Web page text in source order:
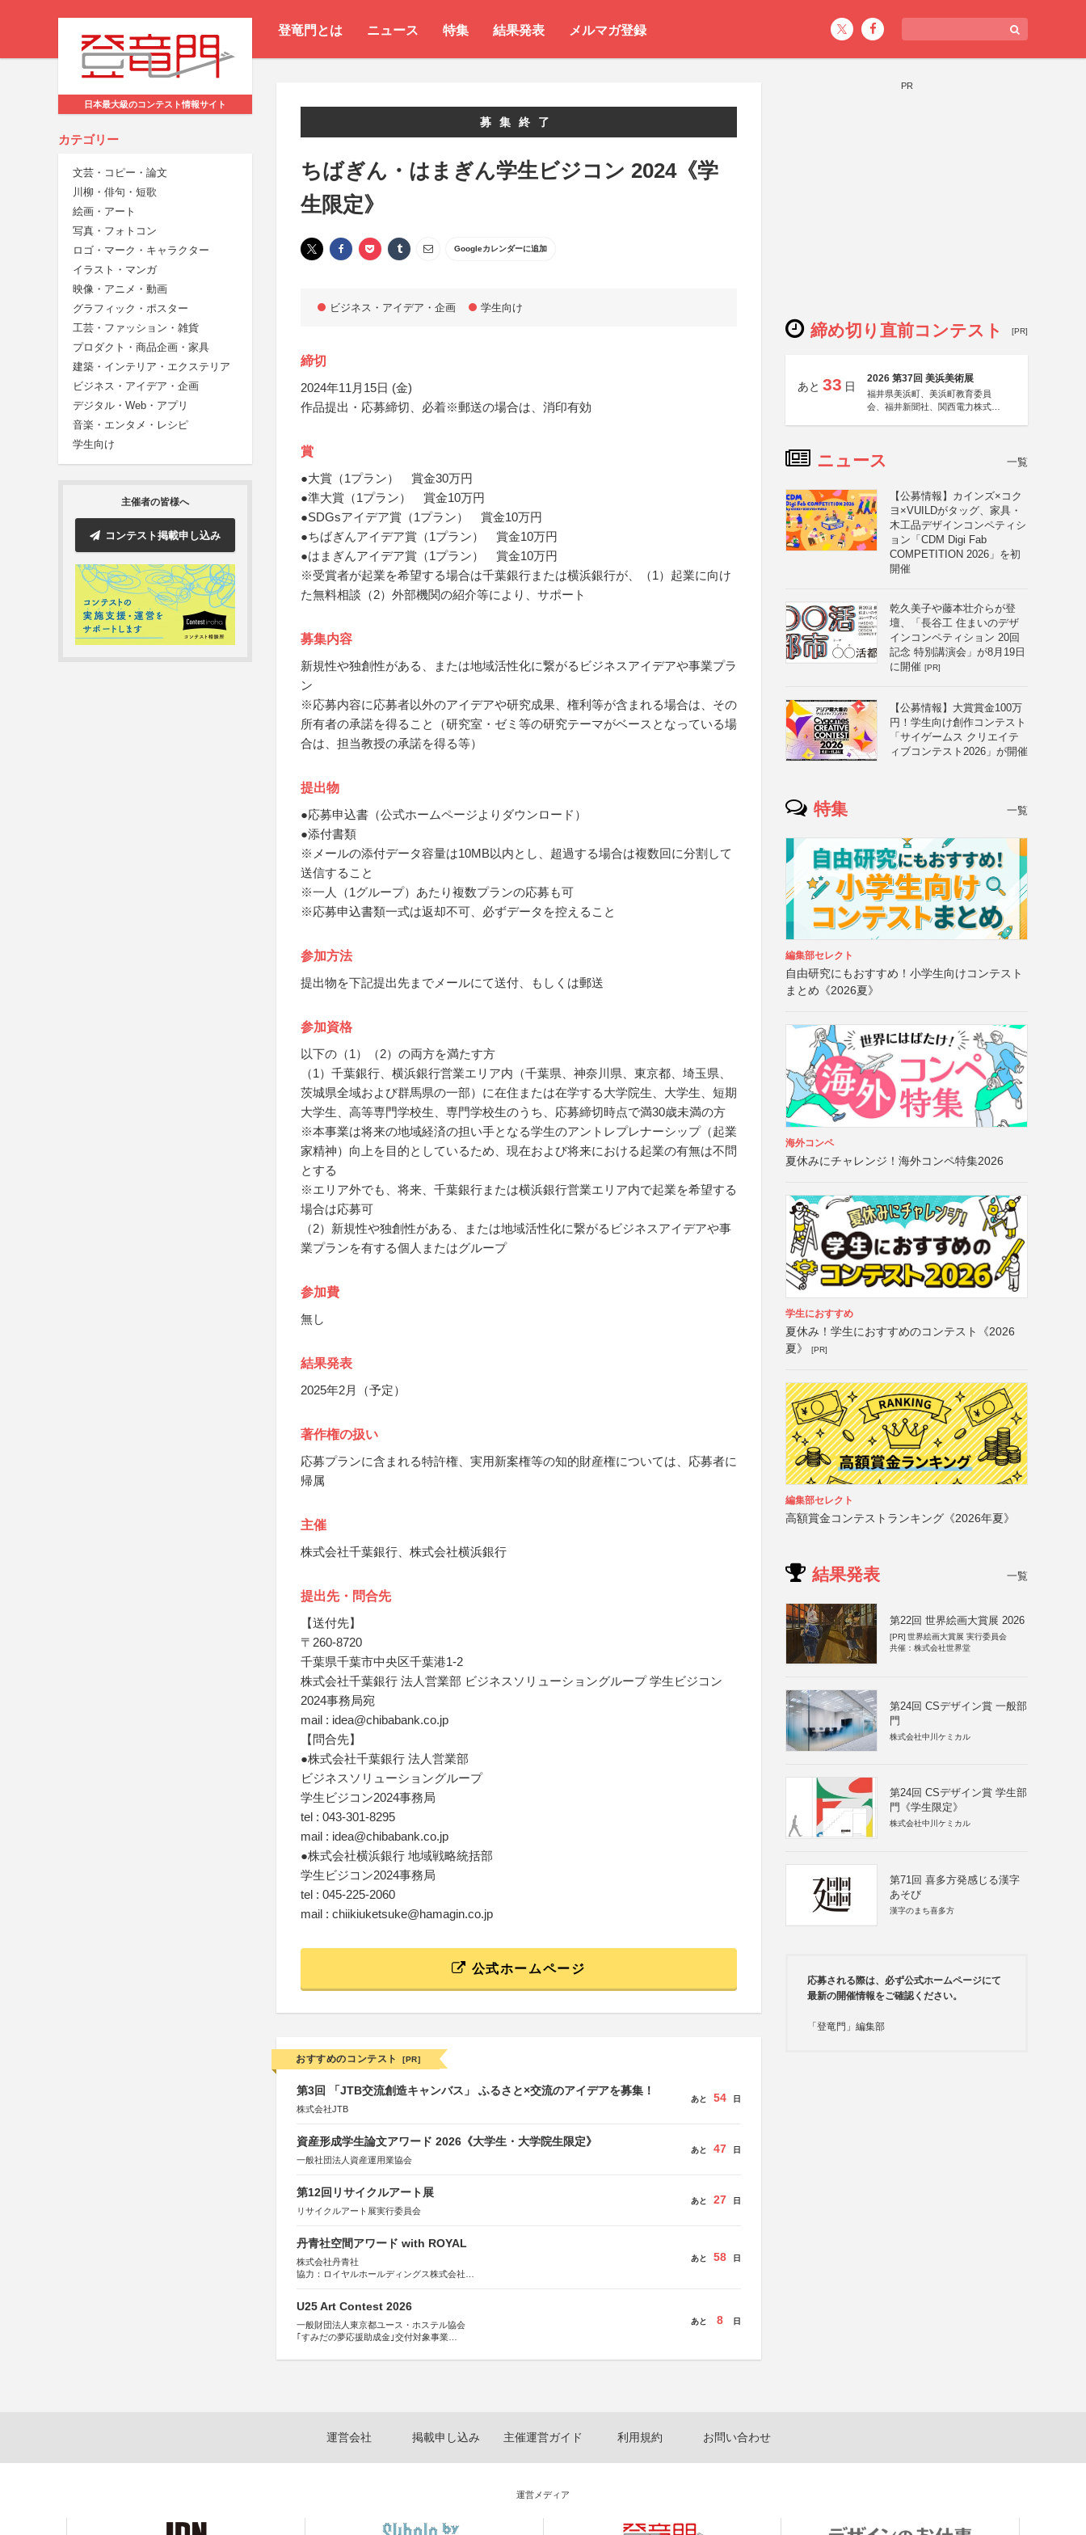
登竜門とは ニュース 特集 結果発表 メルマガ登録
日本最大級のコンテスト情報サイト
カテゴリー
文芸・コピー・論文
川柳・俳句・短歌
絵画・アート
写真・フォトコン
ロゴ・マーク・キャラクター
イラスト・マンガ
映像・アニメ・動画
グラフィック・ポスター
工芸・ファッション・雑貨
プロダクト・商品企画・家具
建築・インテリア・エクステリア
ビジネス・アイデア・企画
デジタル・Web・アプリ
音楽・エンタメ・レシピ
学生向け
主催者の皆様へ
コンテスト掲載申し込み
募集終了
ちばぎん・はまぎん学生ビジコン 2024《学
生限定》
Googleカレンダーに追加
ビジネス・アイデア・企画 学生向け
締切
2024年11月15日 (金)
作品提出・応募締切、必着※郵送の場合は、消印有効
賞
●大賞（1プラン） 賞金30万円
●準大賞（1プラン） 賞金10万円
●SDGsアイデア賞（1プラン） 賞金10万円
●ちばぎんアイデア賞（1プラン） 賞金10万円
●はまぎんアイデア賞（1プラン） 賞金10万円
※受賞者が起業を希望する場合は千葉銀行または横浜銀行が、（1）起業に向け
た無料相談（2）外部機関の紹介等により、サポート
募集内容
新規性や独創性がある、または地域活性化に繋がるビジネスアイデアや事業プラ
ン
※応募内容に応募者以外のアイデアや研究成果、権利等が含まれる場合は、その
所有者の承諾を得ること（研究室・ゼミ等の研究テーマがベースとなっている場
合は、担当教授の承諾を得る等）
提出物
●応募申込書（公式ホームページよりダウンロード）
●添付書類
※メールの添付データ容量は10MB以内とし、超過する場合は複数回に分割して
送信すること
※一人（1グループ）あたり複数プランの応募も可
※応募申込書類一式は返却不可、必ずデータを控えること
参加方法
提出物を下記提出先までメールにて送付、もしくは郵送
参加資格
以下の（1）（2）の両方を満たす方
（1）千葉銀行、横浜銀行営業エリア内（千葉県、神奈川県、東京都、埼玉県、
茨城県全域および群馬県の一部）に在住または在学する大学院生、大学生、短期
大学生、高等専門学校生、専門学校生のうち、応募締切時点で満30歳未満の方
※本事業は将来の地域経済の担い手となる学生のアントレプレナーシップ（起業
家精神）向上を目的としているため、現在および将来における起業の有無は不問
とする
※エリア外でも、将来、千葉銀行または横浜銀行営業エリア内で起業を希望する
場合は応募可
（2）新規性や独創性がある、または地域活性化に繋がるビジネスアイデアや事
業プランを有する個人またはグループ
参加費
無し
結果発表
2025年2月（予定）
著作権の扱い
応募プランに含まれる特許権、実用新案権等の知的財産権については、応募者に
帰属
主催
株式会社千葉銀行、株式会社横浜銀行
提出先・問合先
【送付先】
〒260-8720
千葉県千葉市中央区千葉港1-2
株式会社千葉銀行 法人営業部 ビジネスソリューショングループ 学生ビジコン
2024事務局宛
mail : idea@chibabank.co.jp
【問合先】
●株式会社千葉銀行 法人営業部
ビジネスソリューショングループ
学生ビジコン2024事務局
tel : 043-301-8295
mail : idea@chibabank.co.jp
●株式会社横浜銀行 地域戦略統括部
学生ビジコン2024事務局
tel : 045-225-2060
mail : chiikiuketsuke@hamagin.co.jp
公式ホームページ
おすすめのコンテスト [PR]
第3回 「JTB交流創造キャンバス」 ふるさと×交流のアイデアを募集！
株式会社JTB
あと 54 日
資産形成学生論文アワード 2026《大学生・大学院生限定》
一般社団法人資産運用業協会
あと 47 日
第12回リサイクルアート展
リサイクルアート展実行委員会
あと 27 日
丹青社空間アワード with ROYAL
株式会社丹青社
協力：ロイヤルホールディングス株式会社
あと 58 日
U25 Art Contest 2026
一般財団法人東京都ユース・ホステル協会
｢すみだの夢応援助成金｣交付対象事業
あと 8 日
PR
締め切り直前コンテスト [PR]
あと 33 日
2026 第37回 美浜美術展
福井県美浜町、美浜町教育委員
会、福井新聞社、関西電力株式会
ニュース 一覧
【公募情報】カインズ×コク
ヨ×VUILDがタッグ、家具・
木工品デザインコンペティシ
ョン「CDM Digi Fab
COMPETITION 2026」を初
開催
乾久美子や藤本壮介らが登
壇、「長谷工 住まいのデザ
インコンペティション 20回
記念 特別講演会」が8月19日
に開催 [PR]
【公募情報】大賞賞金100万
円！学生向け創作コンテスト
「サイゲームス クリエイテ
ィブコンテスト2026」が開催
特集 一覧
編集部セレクト
自由研究にもおすすめ！小学生向けコンテスト
まとめ《2026夏》
海外コンペ
夏休みにチャレンジ！海外コンペ特集2026
学生におすすめ
夏休み！学生におすすめのコンテスト《2026
夏》
[PR]
編集部セレクト
高額賞金コンテストランキング《2026年夏》
結果発表 一覧
第22回 世界絵画大賞展 2026
[PR] 世界絵画大賞展 実行委員会
共催：株式会社世界堂
第24回 CSデザイン賞 一般部
門
株式会社中川ケミカル
第24回 CSデザイン賞 学生部
門《学生限定》
株式会社中川ケミカル
第71回 喜多方発感じる漢字
あそび
漢字のまち喜多方
応募される際は、必ず公式ホームページにて
最新の開催情報をご確認ください。
「登竜門」編集部
運営会社 掲載申し込み 主催運営ガイド 利用規約 お問い合わせ
運営メディア